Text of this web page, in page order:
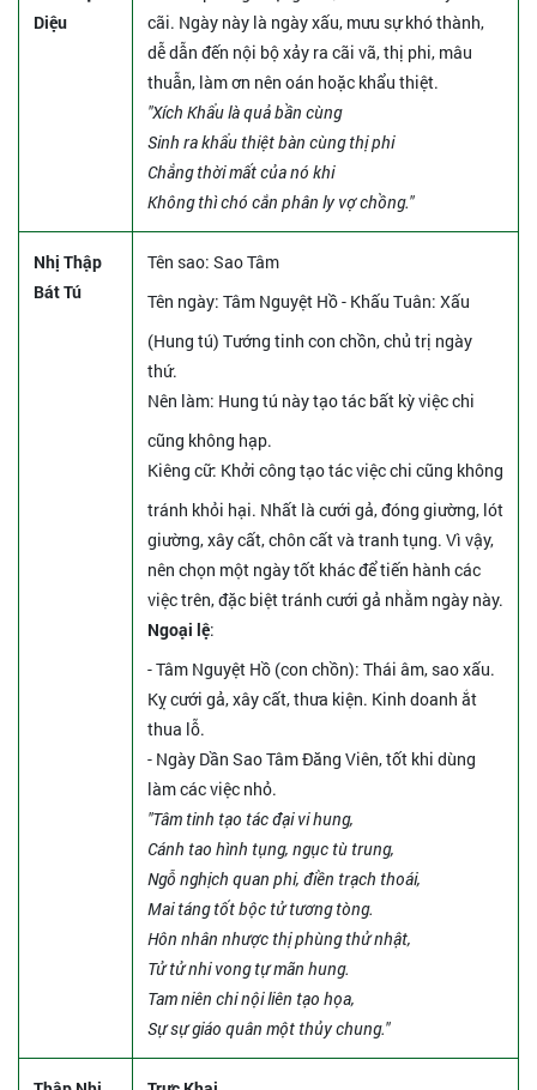
Diệu
cãi. Ngày này là ngày xấu, mưu sự khó thành,
dễ dẫn đến nội bộ xảy ra cãi vã, thị phi, mâu
thuẫn, làm ơn nên oán hoặc khẩu thiệt.
"Xích Khẩu là quả bần cùng
Sinh ra khẩu thiệt bàn cùng thị phi
Chẳng thời mất của nó khi
Không thì chó cắn phân ly vợ chồng."
Nhị Thập
Bát Tú
Tên sao: Sao Tâm
Tên ngày: Tâm Nguyệt Hồ - Khấu Tuân: Xấu
(Hung tú) Tướng tinh con chồn, chủ trị ngày
thứ.
Nên làm: Hung tú này tạo tác bất kỳ việc chi
cũng không hạp.
Kiêng cữ: Khởi công tạo tác việc chi cũng không
tránh khỏi hại. Nhất là cưới gả, đóng giường, lót
giường, xây cất, chôn cất và tranh tụng. Vì vậy,
nên chọn một ngày tốt khác để tiến hành các
việc trên, đặc biệt tránh cưới gả nhằm ngày này.
Ngoại lệ:
- Tâm Nguyệt Hồ (con chồn): Thái âm, sao xấu.
Kỵ cưới gả, xây cất, thưa kiện. Kinh doanh ắt
thua lỗ.
- Ngày Dần Sao Tâm Đăng Viên, tốt khi dùng
làm các việc nhỏ.
"Tâm tinh tạo tác đại vi hung,
Cánh tao hình tụng, ngục tù trung,
Ngỗ nghịch quan phi, điền trạch thoái,
Mai táng tốt bộc tử tương tòng.
Hôn nhân nhược thị phùng thử nhật,
Tử tử nhi vong tự mãn hung.
Tam niên chi nội liên tạo họa,
Sự sự giáo quân một thủy chung."